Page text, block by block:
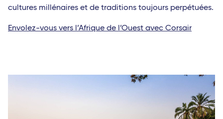
cultures millénaires et de traditions toujours perpétuées.
Envolez-vous vers l’Afrique de l’Ouest avec Corsair